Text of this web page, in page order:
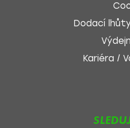
Dodací
Kariéra /